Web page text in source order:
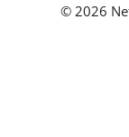
© 2026